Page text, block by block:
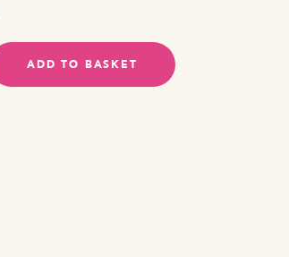
ADD TO BASKET